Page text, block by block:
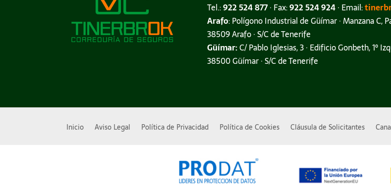
Tel.:922 524 877· Fax:922 524 924· Email:
Arafo: Polígono Industrial de Güímar · Manzana C,
38509 Arafo · S/C de Tenerife
Güímar:C/ Pablo Iglesias, 3 · Edificio Gonbeth, 1º
38500 Güímar · S/C de Tenerife
Inicio Aviso Legal Política de Privacidad Política de Cookies Cláusula de Solicitantes